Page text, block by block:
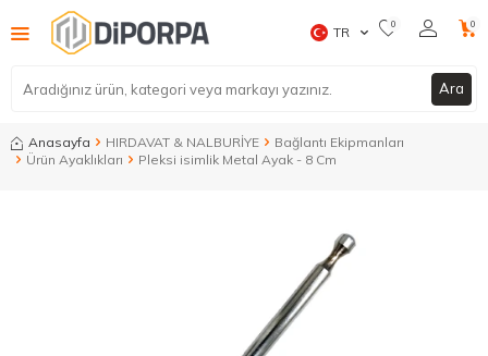
Ara
TR 0 0
Anasayfa HIRDAVAT & NALBURİYE
Bağlantı Ekipmanları
Ürün Ayaklıkları
Pleksi isimlik Metal Ayak - 8 Cm